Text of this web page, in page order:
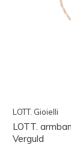
LOTT. Gioielli
LOTT.
Verguld